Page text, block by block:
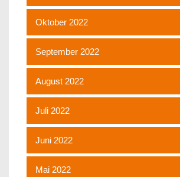
Oktober 2022
September 2022
August 2022
Juli 2022
Juni 2022
Mai 2022